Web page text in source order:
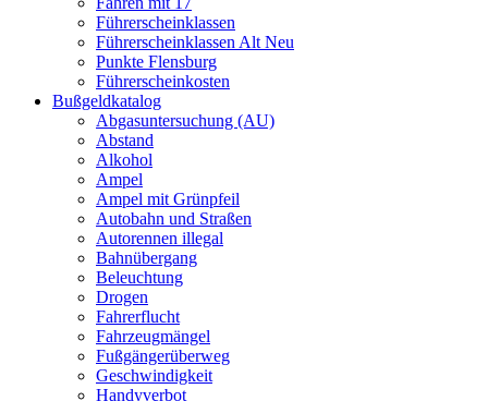
Führerscheinklassen
Führerscheinklassen Alt Neu
Punkte Flensburg
Führerscheinkosten
Bußgeldkatalog
Abgasuntersuchung (AU)
Abstand
Alkohol
Ampel
Ampel mit Grünpfeil
Autobahn und Straßen
Autorennen illegal
Bahnübergang
Beleuchtung
Drogen
Fahrerflucht
Fahrzeugmängel
Fußgängerüberweg
Geschwindigkeit
Handyverbot